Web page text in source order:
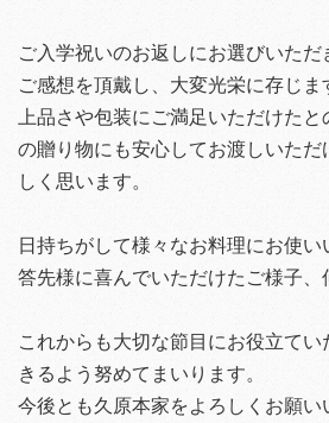
ご入学祝いのお返しにお選びいた
ご感想を頂戴し、大変光栄に存じま
上品さや包装にご満足いただけた
の贈り物にも安心してお渡しいた
しく思います。
日持ちがして様々なお料理にお使
答先様に喜んでいただけたご様子、
これからも大切な節目にお役立て
きるよう努めてまいります。
今後とも久原本家をよろしくお願い